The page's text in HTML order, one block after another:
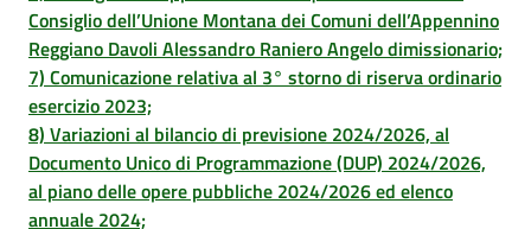
Consiglio dell’Unione Montana dei Comuni dell’Appennino
Reggiano Davoli Alessandro Raniero Angelo dimissionario;
7) Comunicazione relativa al 3° storno di riserva ordinario
esercizio 2023;
8) Variazioni al bilancio di previsione 2024/2026, al
Documento Unico di Programmazione (DUP) 2024/2026,
al piano delle opere pubbliche 2024/2026 ed elenco
annuale 2024;